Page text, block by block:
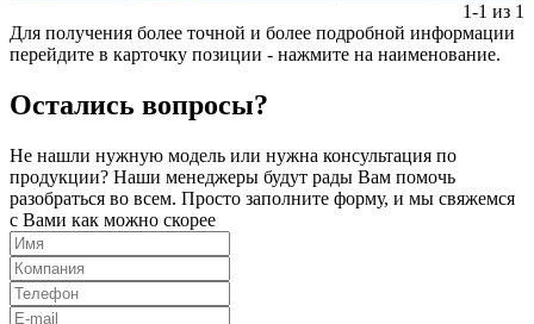
1-1 из 1
Для получения более точной и более подробной информации
перейдите в карточку позиции - нажмите на наименование.
Остались вопросы?
Не нашли нужную модель или нужна консультация по
продукции? Наши менеджеры будут рады Вам помочь
разобраться во всем. Просто заполните форму, и мы свяжемся
с Вами как можно скорее